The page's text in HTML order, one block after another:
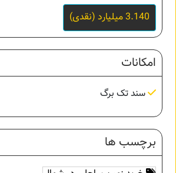
3.140 میلیارد (نقدی)
امکانات
سند تک برگ
برچسب ها